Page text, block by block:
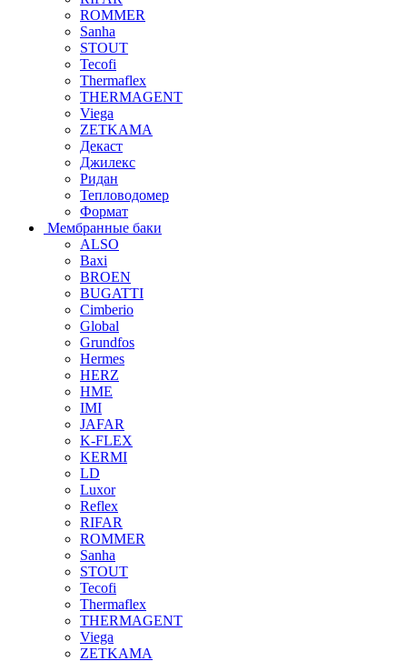
ROMMER
Sanha
STOUT
Tecofi
Thermaflex
THERMAGENT
Viega
ZETKAMA
Декаст
Джилекс
Ридан
Тепловодомер
Формат
Мембранные баки
ALSO
Baxi
BROEN
BUGATTI
Cimberio
Global
Grundfos
Hermes
HERZ
HME
IMI
JAFAR
K-FLEX
KERMI
LD
Luxor
Reflex
RIFAR
ROMMER
Sanha
STOUT
Tecofi
Thermaflex
THERMAGENT
Viega
ZETKAMA